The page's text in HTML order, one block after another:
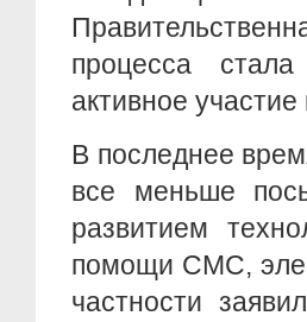
процесса
активное
В последнее
все меньше
развитием
помощи СМС,
частности